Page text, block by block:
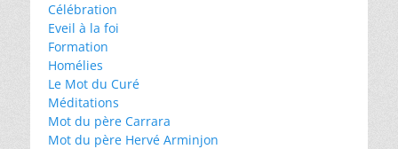
Célébration
Eveil à la foi
Formation
Homélies
Le Mot du Curé
Méditations
Mot du père Carrara
Mot du père Hervé Arminjon